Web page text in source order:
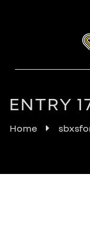
ENTRY
Home